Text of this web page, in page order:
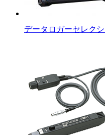
データロガーセレク